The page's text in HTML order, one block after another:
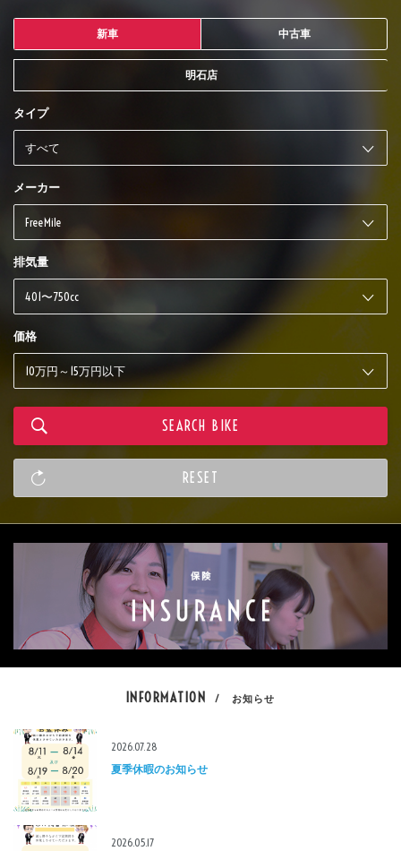
新車 中古車
明石店
タイプ
メーカー
排気量
価格
INFORMATION / お知らせ
2026.07.28
夏季休暇のお知らせ
2026.05.17